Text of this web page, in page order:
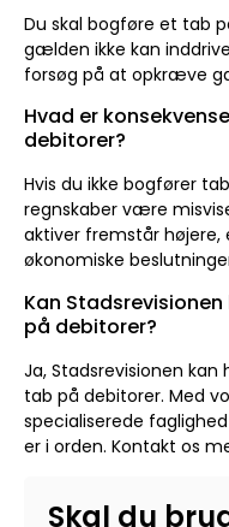
Du skal bogføre et tab
gælden ikke kan
forsøg på at opkræve
Hvad er
debitorer?
Hvis du ikke bogfører
regnskaber være
aktiver fremstår højere,
økonomiske
Kan
på debitorer?
Ja, Stadsrevisionen
tab på debitorer. Med
specialiserede
er i orden. Kontakt os
Skal du